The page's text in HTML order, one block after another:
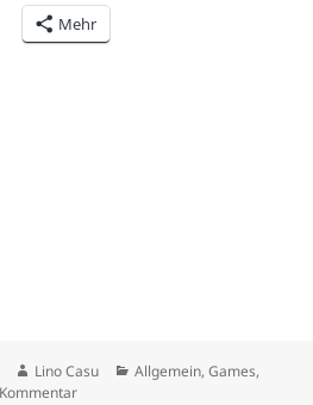
Mehr
Autor
Lino Casu Kategorien
Allgemein,Games,
zu Day of the tentacle